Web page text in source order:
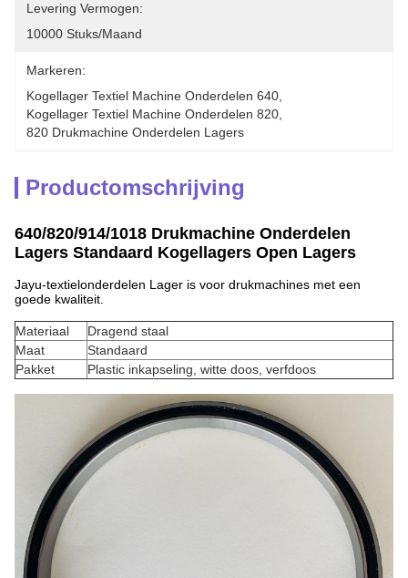
Levering Vermogen:
10000 Stuks/maand
Markeren:
Kogellager Textiel Machine Onderdelen 640
Kogellager Textiel Machine Onderdelen 820
820 Drukmachine Onderdelen Lagers
Productomschrijving
640/820/914/1018 Drukmachine Onderdelen
Lagers Standaard Kogellagers Open Lagers
Jayu-textielonderdelen Lager is voor drukmachines met een
goede kwaliteit.
Materiaal
Dragend staal
Maat
Standaard
Pakket
Plastic inkapseling, witte doos, verfdoos